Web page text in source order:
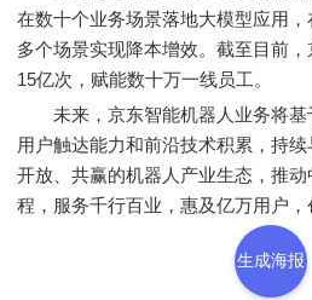
在数十个业务场景落地大模型应用
多个场景实现降本增效。截至目前
15亿次，赋能数十万一线员工。
未来，京东智能机器人业务将基
用户触达能力和前沿技术积累，持
开放、共赢的机器人产业生态，推
程，服务千行百业，惠及亿万用户，
生成海报